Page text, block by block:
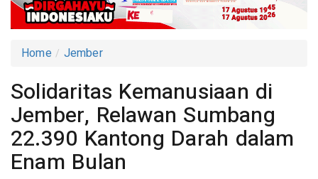
Home Jember
Solidaritas Kemanusiaan di
Jember, Relawan Sumbang
22.390 Kantong Darah dalam
Enam Bulan